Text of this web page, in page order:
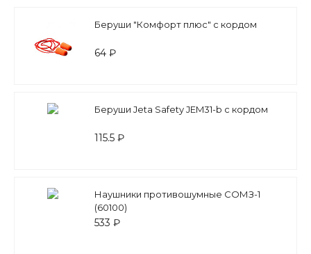
Беруши "Комфорт плюс" с кордом
64 ₽
Беруши Jeta Safety JEM31-b с кордом
115.5 ₽
Наушники противошумные СОМЗ-1
(60100)
533 ₽